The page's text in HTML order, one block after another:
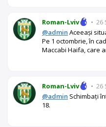
Roman-Lviv • 26
@admin Aceeași
Pe 1 octombrie, în
Maccabi Haifa, care
Roman-Lviv • 26
@admin Schimbați
18.